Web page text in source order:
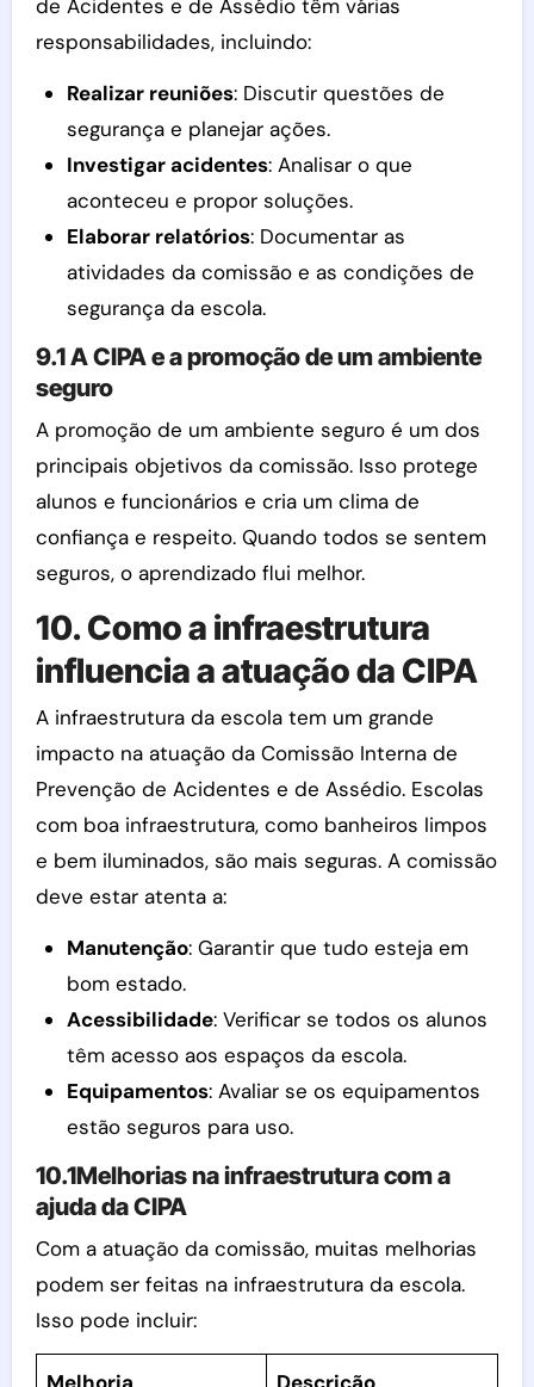
de Acidentes e de Assédio têm várias
responsabilidades, incluindo:
Realizar reuniões: Discutir questões de
segurança e planejar ações.
Investigar acidentes: Analisar o que
aconteceu e propor soluções.
Elaborar relatórios: Documentar as
atividades da comissão e as condições de
segurança da escola.
9.1 A CIPA e a promoção de um ambiente
seguro
A promoção de um ambiente seguro é um dos
principais objetivos da comissão. Isso protege
alunos e funcionários e cria um clima de
confiança e respeito. Quando todos se sentem
seguros, o aprendizado flui melhor.
10. Como a infraestrutura
influencia a atuação da CIPA
A infraestrutura da escola tem um grande
impacto na atuação da Comissão Interna de
Prevenção de Acidentes e de Assédio. Escolas
com boa infraestrutura, como banheiros limpos
e bem iluminados, são mais seguras. A comissão
deve estar atenta a:
Manutenção: Garantir que tudo esteja em
bom estado.
Acessibilidade: Verificar se todos os alunos
têm acesso aos espaços da escola.
Equipamentos: Avaliar se os equipamentos
estão seguros para uso.
10.1Melhorias na infraestrutura com a
ajuda da CIPA
Com a atuação da comissão, muitas melhorias
podem ser feitas na infraestrutura da escola.
Isso pode incluir:
Melhoria Descrição